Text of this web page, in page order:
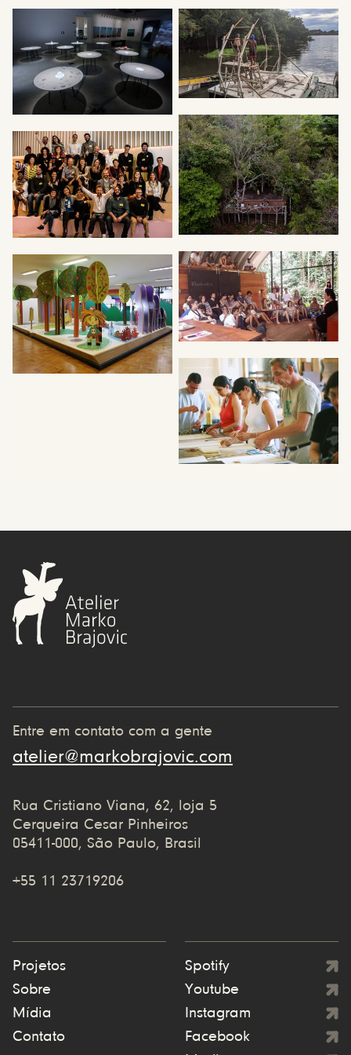
Entre em contato com a gente
atelier@markobrajovic.com
Rua Cristiano Viana, 62, loja 5
Cerqueira Cesar Pinheiros
05411-000, São Paulo, Brasil
+55 11 23719206
Projetos
Sobre
Mídia
Contato
Spotify
Youtube
Instagram
Facebook